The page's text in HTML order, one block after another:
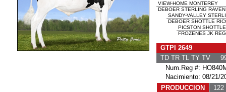
VIEW-HOME MONTEREY
DEBOER STERLING
SANDY-VALLEY
DEBOER SHOTTLE
PICSTON SHOTTLE
FROZENES JK
GTPI 2649
TD TR TL TY TV
Num.Reg #:
Nacimiento: 08/21/
PRODUCCION
122